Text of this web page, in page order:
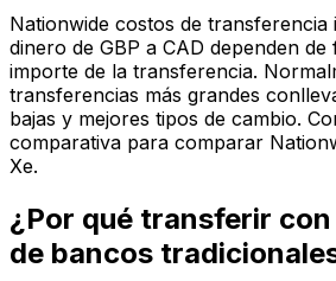
Nationwide costos de transferencia
dinero de GBP a CAD dependen
importe de la transferencia.
transferencias más grandes
bajas y mejores tipos de cambio.
comparativa para comparar
Xe.
¿Por qué transferir con
de bancos